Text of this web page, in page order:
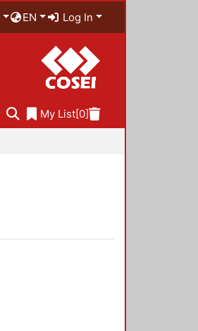
EN Log In
My List[0]